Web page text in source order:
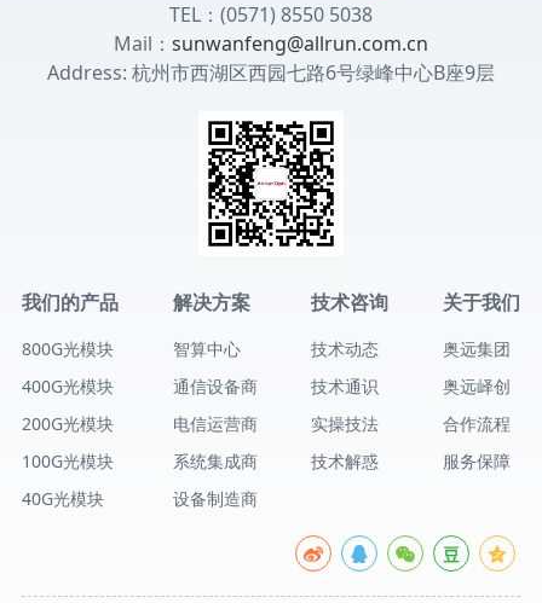
TEL：(0571) 8550 5038
Mail： sunwanfeng@allrun.com.cn
Address: 杭州市西湖区西园七路6号绿峰中心B座9层
我们的产品
800G光模块
400G光模块
200G光模块
100G光模块
40G光模块
解决方案
智算中心
通信设备商
电信运营商
系统集成商
设备制造商
技术咨询
技术动态
技术通识
实操技法
技术解惑
关于我们
奥远集团
奥远峄创
合作流程
服务保障